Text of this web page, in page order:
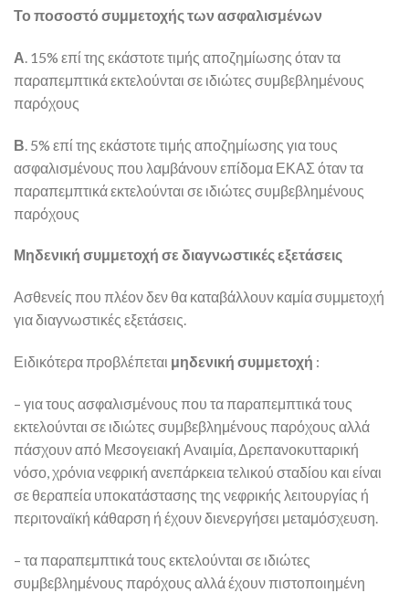
Το ποσοστό συμμετοχής των ασφαλισμένων
Α. 15% επί της εκάστοτε τιμής αποζημίωσης όταν τα
παραπεμπτικά εκτελούνται σε ιδιώτες συμβεβλημένους
παρόχους
Β . 5% επί της εκάστοτε τιμής αποζημίωσης για τους
ασφαλισμένους που λαμβάνουν επίδομα ΕΚΑΣ όταν τα
παραπεμπτικά εκτελούνται σε ιδιώτες συμβεβλημένους
παρόχους
Μηδενική συμμετοχή σε διαγνωστικές εξετάσεις
Ασθενείς που πλέον δεν θα καταβάλλουν καμία συμμετοχή
για διαγνωστικές εξετάσεις.
Ειδικότερα προβλέπεται μηδενική συμμετοχή :
– για τους ασφαλισμένους που τα παραπεμπτικά τους
εκτελούνται σε ιδιώτες συμβεβλημένους παρόχους αλλά
πάσχουν από Μεσογειακή Αναιμία, Δρεπανοκυτταρική
νόσο, χρόνια νεφρική ανεπάρκεια τελικού σταδίου και είναι
σε θεραπεία υποκατάστασης της νεφρικής λειτουργίας ή
περιτοναϊκή κάθαρση ή έχουν διενεργήσει μεταμόσχευση.
– τα παραπεμπτικά τους εκτελούνται σε ιδιώτες
συμβεβλημένους παρόχους αλλά έχουν πιστοποιημένη